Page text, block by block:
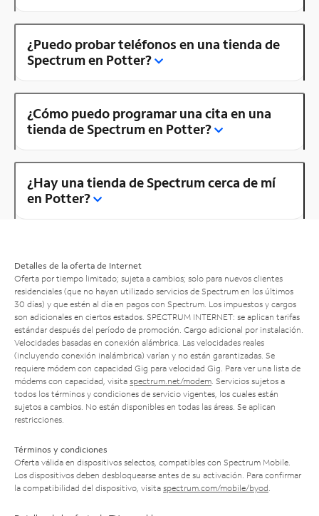
¿Puedo probar teléfonos en una tienda de
Spectrum en Potter?
¿Cómo puedo programar una cita en una
tienda de Spectrum en Potter?
¿Hay una tienda de Spectrum cerca de mí
en Potter?
Detalles de la oferta de Internet
Oferta por tiempo limitado; sujeta a cambios; solo para nuevos clientes
residenciales (que no hayan utilizado servicios de Spectrum en los últimos
30 días) y que estén al día en pagos con Spectrum. Los impuestos y cargos
son adicionales en ciertos estados. SPECTRUM INTERNET: se aplican tarifas
estándar después del período de promoción. Cargo adicional por instalación.
Velocidades basadas en conexión alámbrica. Las velocidades reales
(incluyendo conexión inalámbrica) varían y no están garantizadas. Se
requiere módem con capacidad Gig para velocidad Gig. Para ver una lista de
módems con capacidad, visita spectrum.net/modem . Servicios sujetos a
todos los términos y condiciones de servicio vigentes, los cuales están
sujetos a cambios. No están disponibles en todas las áreas. Se aplican
restricciones.
Términos y condiciones
Oferta válida en dispositivos selectos, compatibles con Spectrum Mobile.
Los dispositivos deben desbloquearse antes de su activación. Para confirmar
la compatibilidad del dispositivo, visita spectrum.com/mobile/byod